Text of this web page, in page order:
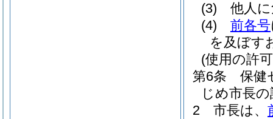
(3)
他人
(4)
前各号
を及ぼす
(使用の許
第6条
保健
じめ市長
2
市長は、